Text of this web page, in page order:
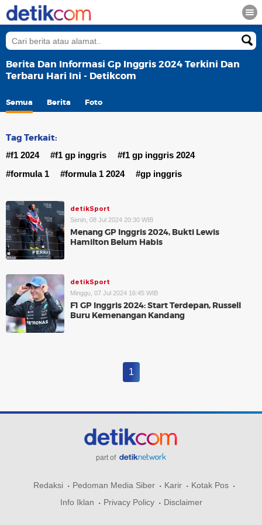
Berita Dan Informasi Gp Inggris 2024 Terkini Dan
Terbaru Hari Ini - Detikcom
Semua Berita Foto
Tag Terkait:
#f1 2024 #f1 gp inggris
#f1 gp inggris 2024
#formula 1
#formula 1 2024 #gp inggris
detikSport
Senin, 08 Jul 2024 20:30 WIB
Menang GP Inggris 2024, Bukti Lewis
Hamilton Belum Habis
detikSport
Minggu, 07 Jul 2024 16:45 WIB
F1 GP Inggris 2024: Start Terdepan, Russell
Buru Kemenangan Kandang
1
part of
Redaksi Pedoman Media Siber Karir
Kotak Pos
Info Iklan
Privacy Policy Disclaimer